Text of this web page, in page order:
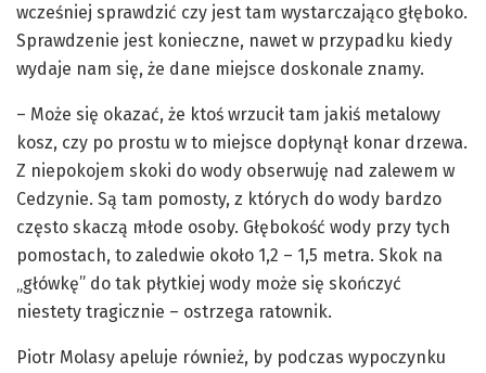
wcześniej sprawdzić czy jest tam wystarczająco głęboko.
Sprawdzenie jest konieczne, nawet w przypadku kiedy
wydaje nam się, że dane miejsce doskonale znamy.
– Może się okazać, że ktoś wrzucił tam jakiś metalowy
kosz, czy po prostu w to miejsce dopłynął konar drzewa.
Z niepokojem skoki do wody obserwuję nad zalewem w
Cedzynie. Są tam pomosty, z których do wody bardzo
często skaczą młode osoby. Głębokość wody przy tych
pomostach, to zaledwie około 1,2 – 1,5 metra. Skok na
„główkę” do tak płytkiej wody może się skończyć
niestety tragicznie – ostrzega ratownik.
Piotr Molasy apeluje również, by podczas wypoczynku